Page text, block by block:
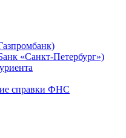
«Санкт-Петербург»)
справки ФНС